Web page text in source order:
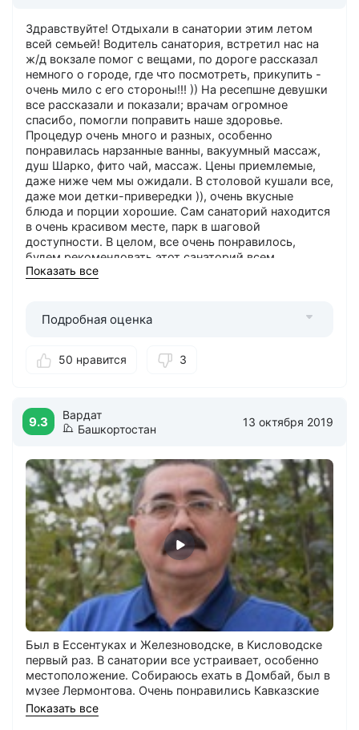
Здравствуйте! Отдыхали в санатории этим летом
всей семьей! Водитель санатория, встретил нас на
ж/д вокзале помог с вещами, по дороге рассказал
немного о городе, где что посмотреть, прикупить -
очень мило с его стороны!!! )) На ресепшне девушки
все рассказали и показали; врачам огромное
спасибо, помогли поправить наше здоровье.
Процедур очень много и разных, особенно
понравилась нарзанные ванны, вакуумный массаж,
душ Шарко, фито чай, массаж. Цены приемлемые,
даже ниже чем мы ожидали. В столовой кушали все,
даже мои детки-привередки )), очень вкусные
блюда и порции хорошие. Сам санаторий находится
в очень красивом месте, парк в шаговой
доступности. В целом, все очень понравилось,
будем рекомендовать этот санаторий всем
знакомым.
платные – по хорошим ценам, вкусное питание,
красивые места, удивительный парк
решалось.
Показать все
Подробная оценка
50 нравится 3
9.3
Вардат
Башкортостан
13 октября 2019
Был в Ессентуках и Железноводске, в Кисловодске
первый раз. В санатории все устраивает, особенно
местоположение. Собираюсь ехать в Домбай, был в
музее Лермонтова. Очень понравились Кавказские
Минеральные Воды. Готов еще раз вернуться в
санаторий.
Показать все